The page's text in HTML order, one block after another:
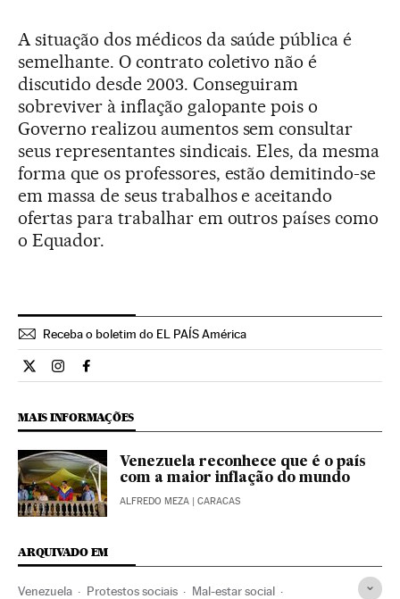
A situação dos médicos da saúde pública é
semelhante. O contrato coletivo não é
discutido desde 2003. Conseguiram
sobreviver à inflação galopante pois o
Governo realizou aumentos sem consultar
seus representantes sindicais. Eles, da mesma
forma que os professores, estão demitindo-se
em massa de seus trabalhos e aceitando
ofertas para trabalhar em outros países como
o Equador.
Receba o boletim do EL PAÍS América
Internacional El País Brasil en Twitter
Internacional El País Brasil en Instagram
Internacional El País Brasil en Facebook
MAIS INFORMAÇÕES
Venezuela reconhece que é o país
com a maior inflação do mundo
ALFREDO MEZA | CARACAS
ARQUIVADO EM
Venezuela Protestos sociais Mal-estar social